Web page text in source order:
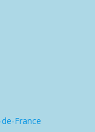
France